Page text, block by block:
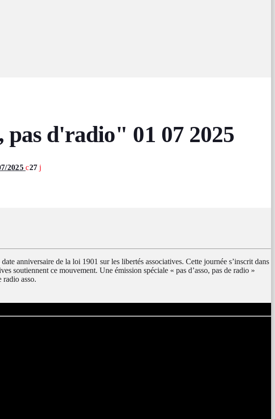
d'radio" 01 07 2025
2025 27
anniversaire de la loi 1901 sur les libertés associatives. Cette journée s’inscrit dans
soutiennent ce mouvement. Une émission spéciale « pas d’asso, pas de radio »
radio asso.